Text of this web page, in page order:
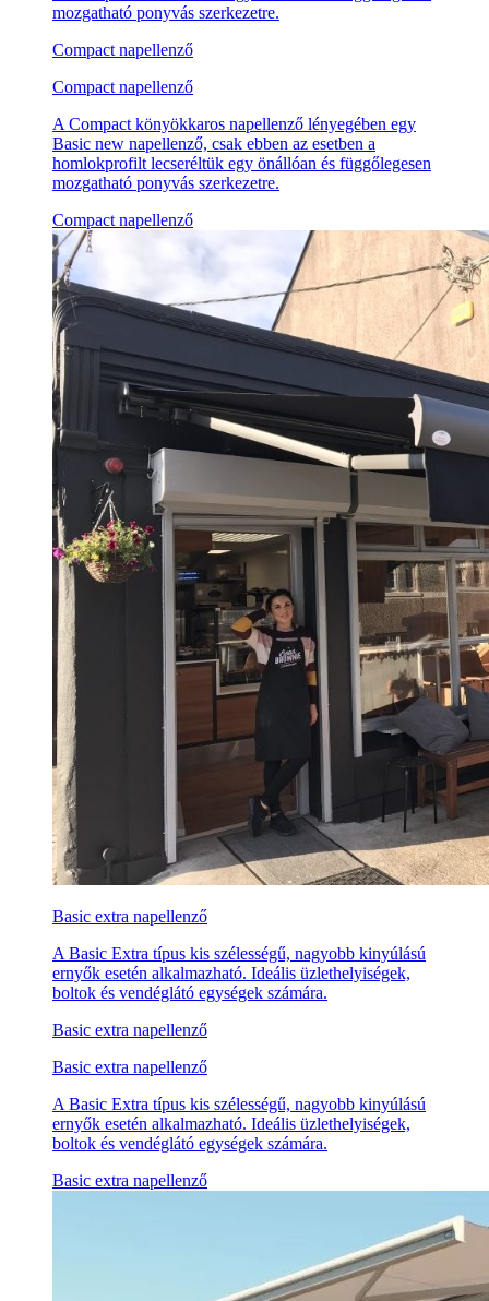
mozgatható ponyvás szerkezetre.
Compact napellenző
Compact napellenző
A Compact könyökkaros napellenző lényegében egy
Basic new napellenző, csak ebben az esetben a
homlokprofilt lecseréltük egy önállóan és függőlegesen
mozgatható ponyvás szerkezetre.
Compact napellenző
Basic extra napellenző
A Basic Extra típus kis szélességű, nagyobb kinyúlású
ernyők esetén alkalmazható. Ideális üzlethelyiségek,
boltok és vendéglátó egységek számára.
Basic extra napellenző
Basic extra napellenző
A Basic Extra típus kis szélességű, nagyobb kinyúlású
ernyők esetén alkalmazható. Ideális üzlethelyiségek,
boltok és vendéglátó egységek számára.
Basic extra napellenző